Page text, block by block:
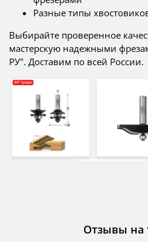
Разные типы
Выбирайте проверенное
мастерскую надежными
РУ". Доставим по всей России.
Отзывы на